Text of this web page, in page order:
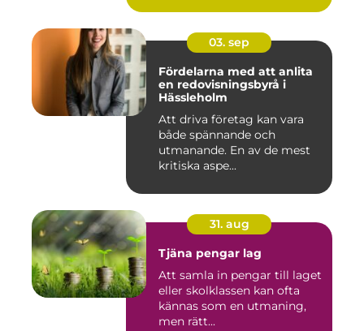
03. sep
Fördelarna med att anlita
en redovisningsbyrå i
Hässleholm
Att driva företag kan vara
både spännande och
utmanande. En av de mest
kritiska aspe...
31. aug
Tjäna pengar lag
Att samla in pengar till laget
eller skolklassen kan ofta
kännas som en utmaning,
men rätt...